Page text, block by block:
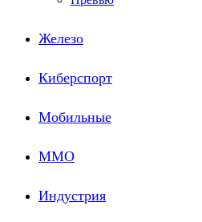
Железо
Киберспорт
Мобильные
ММО
Индустрия